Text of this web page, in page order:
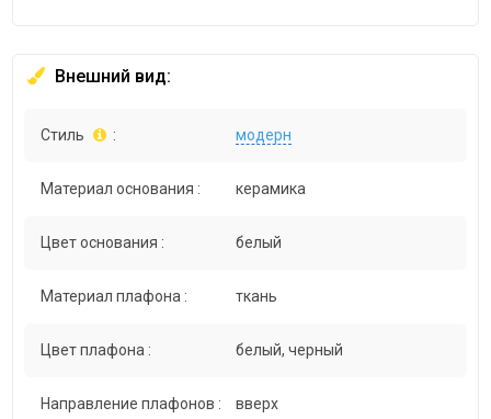
Внешний вид:
Стиль : модерн
Материал основания : керамика
Цвет основания : белый
Материал плафона : ткань
Цвет плафона : белый, черный
Направление плафонов : вверх